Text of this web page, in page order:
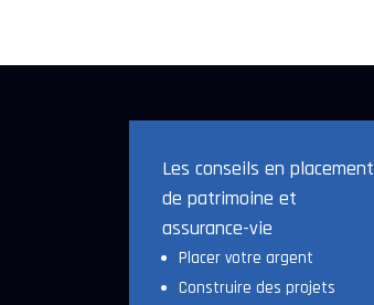
Les conseils en placement
de patrimoine et
assurance-vie
Placer votre argent
Construire des projets